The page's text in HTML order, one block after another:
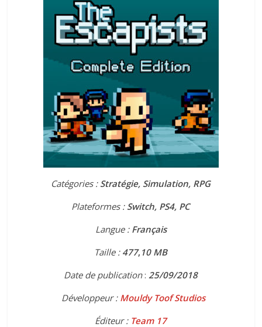
Catégories : Stratégie, Simulation, RPG
Plateformes : Switch, PS4, PC
Langue : Français
Taille : 477, 10 MB
Date de publication: 25/09/2018
Développeur : Mouldy Toof Studios
Éditeur : Team 17